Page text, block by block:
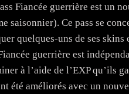
Fiancée guerrière est un
saisonnier). Ce pass se
quelques-uns de ses
guerrière est
à l’aide de l’EXP qu’ils
été améliorés avec un